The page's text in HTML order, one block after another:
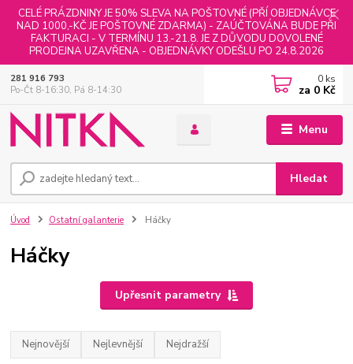
CELÉ PRÁZDNINY JE 50% SLEVA NA POŠTOVNÉ (PŘÍ OBJEDNÁVCE
NAD 1000,-KČ JE POŠTOVNÉ ZDARMA) - ZAÚČTOVÁNA BUDE PŘI
FAKTURACI - V TERMÍNU 13.-21.8. JE Z DŮVODU DOVOLENÉ
PRODEJNA UZAVŘENA - OBJEDNÁVKY ODEŠLU PO 24.8.2026
Menu
Hledat
281 916 793
Po-Čt 8-16:30, Pá 8-14:30
0 ks
za 0 Kč
Úvod Ostatní galanterie Háčky
Háčky
Upřesnit parametry
Nejnovější Nejlevnější Nejdražší